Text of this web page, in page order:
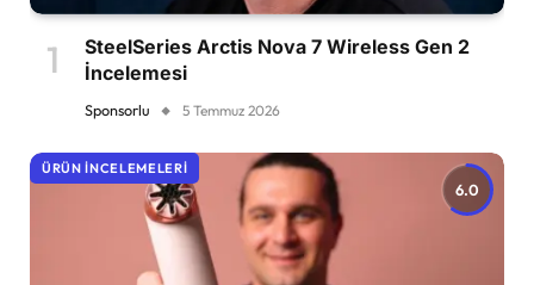
SteelSeries Arctis Nova 7 Wireless Gen 2
İncelemesi
Sponsorlu 5 Temmuz 2026
6.0
ÜRÜN İNCELEMELERI